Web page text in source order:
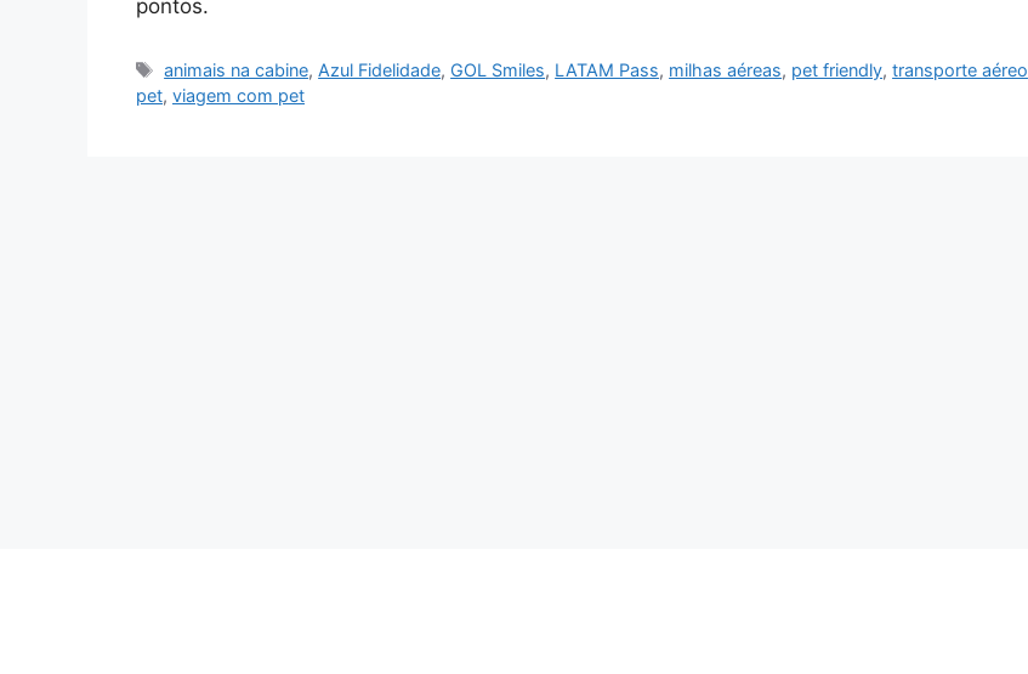
pontos.
Tags
animais na cabine, Azul Fidelidade, GOL Smiles, LATAM Pass, milhas aéreas, pet friendly,transporte aéreo
pet, viagem com pet